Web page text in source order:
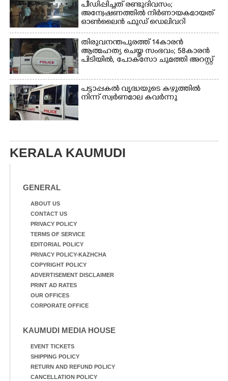
പീഡിപ്പിച്ചത് രണ്ടുദിവസം;
അന്വേഷണത്തിൽ നിർണായകമായത്
ഓൺലൈൻ ഫുഡ് ഡെലിവറി
തിരുവനന്തപുരത്ത് 14കാരൻ
ആത്മഹത്യ ചെയ്ത സംഭവം; 58കാരൻ
പിടിയിൽ, പോക്‌സോ ചുമത്തി അറസ്റ്റ്
പട്ടാപ്പകൽ വൃദ്ധയുടെ കഴുത്തിൽ
നിന്ന് സ്വർണമാല കവർന്നു
KERALA KAUMUDI
GENERAL
ABOUT US
CONTACT US
PRIVACY POLICY
TERMS OF SERVICE
EDITORIAL POLICY
PRIVACY POLICY-KAZHCHA
COPYRIGHT POLICY
ADVERTISEMENT DISCLAIMER
PRINT AD RATES
OUR OFFICES
CORPORATE OFFICE
KAUMUDI MEDIA HOUSE
EVENT TICKETS
SHIPPING POLICY
RETURN AND REFUND POLICY
CANCELLATION POLICY